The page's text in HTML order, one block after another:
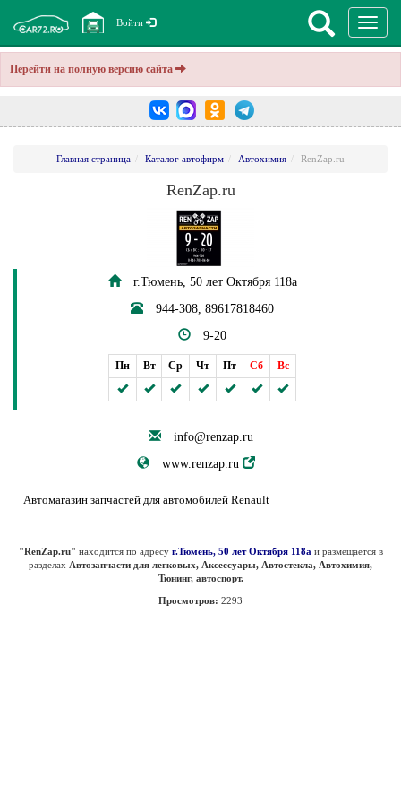
Перейти на полную версию сайта
Войти
Главная страница Каталог автофирм Автохимия RenZap.ru
RenZap.ru
г.Тюмень, 50 лет Октября 118а
944-308, 89617818460
9-20
Пн Вт Ср Чт Пт Сб Вс
info@renzap.ru
www.renzap.ru
Автомагазин запчастей для автомобилей Renault
"RenZap.ru" находится по адресу г.Тюмень, 50 лет Октября 118а и размещается в
разделах Автозапчасти для легковых, Аксессуары, Автостекла, Автохимия,
Тюнинг, автоспорт.
Просмотров: 2293